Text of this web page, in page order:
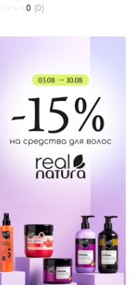
0 (0)
регистрации, вы
e-mail